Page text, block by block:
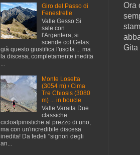
Ora
Gita
Giro del Passo di
Fenestrelle
Valle Gesso Si
sale con
l'Argentera, si
scende col Gelas:
già questo giustifica l'uscita ... ma
la discesa, completamente inedita
...
Monte Losetta
(3054 m) / Cima
Tre Chiosis (3080
m) ... in boucle
Valle Varaita Due
classiche
cicloalpinistiche al prezzo di uno,
ma con un'incredibile discesa
inedita! Da fedeli "signori degli
an...